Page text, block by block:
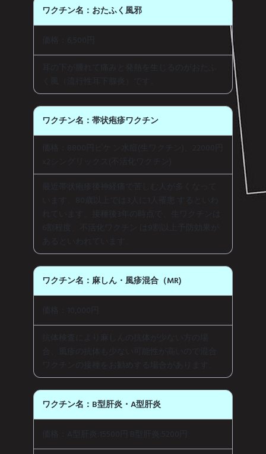
ワクチン名：おたふく風邪
価格：6,500円
ワクチン名：帯状疱疹ワクチン
価格：8800円ビケ ン水痘(生ワクチン)、22000円
最近帯状疱疹後神経痛で苦しむ人が多くなって
います。80歳以上では3人に1人罹患 するといわ
6割程度、不活化ワクチン は9割以上予防効果が
ワクチン名：麻しん・風疹混合（MR)
価格：10,000円
ワクチン名：B型肝炎・A型肝炎
価格：A型肝炎:15500円 B型肝炎:5200円